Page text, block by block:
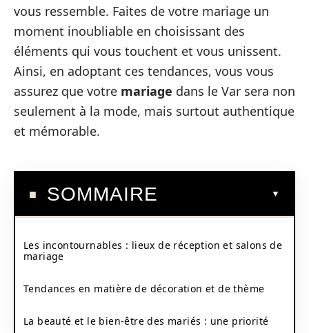
vous ressemble. Faites de votre mariage un
moment inoubliable en choisissant des
éléments qui vous touchent et vous unissent.
Ainsi, en adoptant ces tendances, vous vous
assurez que votre mariage dans le Var sera non
seulement à la mode, mais surtout authentique
et mémorable.
SOMMAIRE
Les incontournables : lieux de réception et salons de
mariage
Tendances en matière de décoration et de thème
La beauté et le bien-être des mariés : une priorité